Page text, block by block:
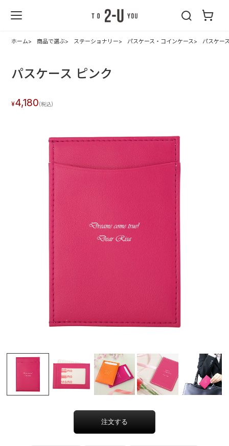
ホーム 商品で選ぶ ステーショナリー パスケース・コインケース パスケー
パスケース ピンク
4,180